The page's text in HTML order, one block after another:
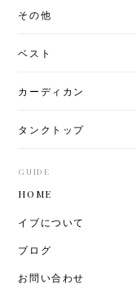
その他
ベスト
カーディカン
タンクトップ
GUIDE
HOME
イブについて
ブログ
お問い合わせ